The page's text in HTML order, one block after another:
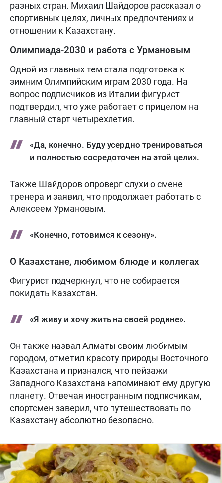
разных стран. Михаил Шайдоров рассказал о
спортивных целях, личных предпочтениях и
отношении к Казахстану.
Олимпиада-2030 и работа с Урмановым
Одной из главных тем стала подготовка к
зимним Олимпийским играм 2030 года. На
вопрос подписчиков из Италии фигурист
подтвердил, что уже работает с прицелом на
главный старт четырехлетия.
«Да, конечно. Буду усердно тренироваться
и полностью сосредоточен на этой цели».
Также Шайдоров опроверг слухи о смене
тренера и заявил, что продолжает работать с
Алексеем Урмановым.
«Конечно, готовимся к сезону».
О Казахстане, любимом блюде и коллегах
Фигурист подчеркнул, что не собирается
покидать Казахстан.
«Я живу и хочу жить на своей родине».
Он также назвал Алматы своим любимым
городом, отметил красоту природы Восточного
Казахстана и признался, что пейзажи
Западного Казахстана напоминают ему другую
планету. Отвечая иностранным подписчикам,
спортсмен заверил, что путешествовать по
Казахстану абсолютно безопасно.